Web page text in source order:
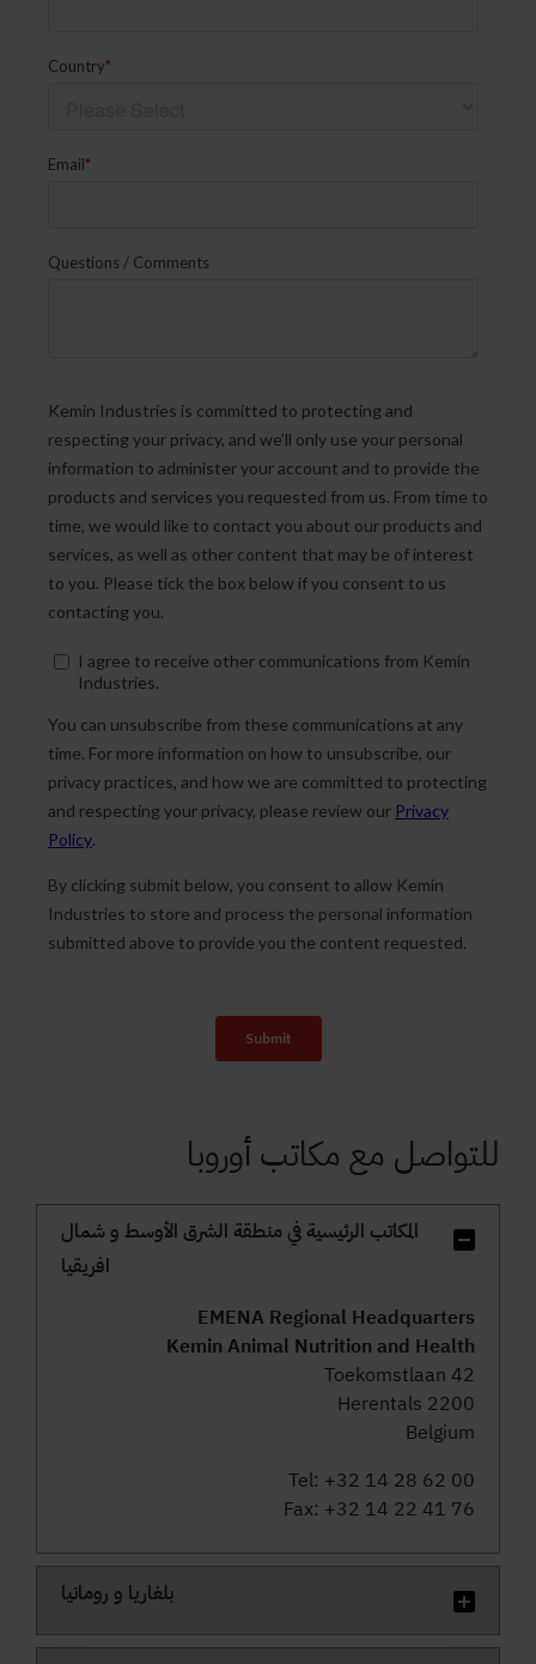
للتواصل مع مكاتب أوروبا
المكاتب الرئيسية في منطقة الشرق الأوسط و شمال
افريقيا
EMENA Regional Headquarters
Kemin Animal Nutrition and Health
Toekomstlaan 42
2200 Herentals
Belgium
Tel: +32 14 28 62 00
Fax: +32 14 22 41 76
بلغاريا و رومانيا